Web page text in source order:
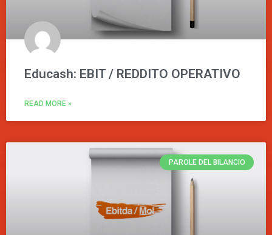
Educash: EBIT / REDDITO OPERATIVO
READ MORE »
PAROLE DEL BILANCIO